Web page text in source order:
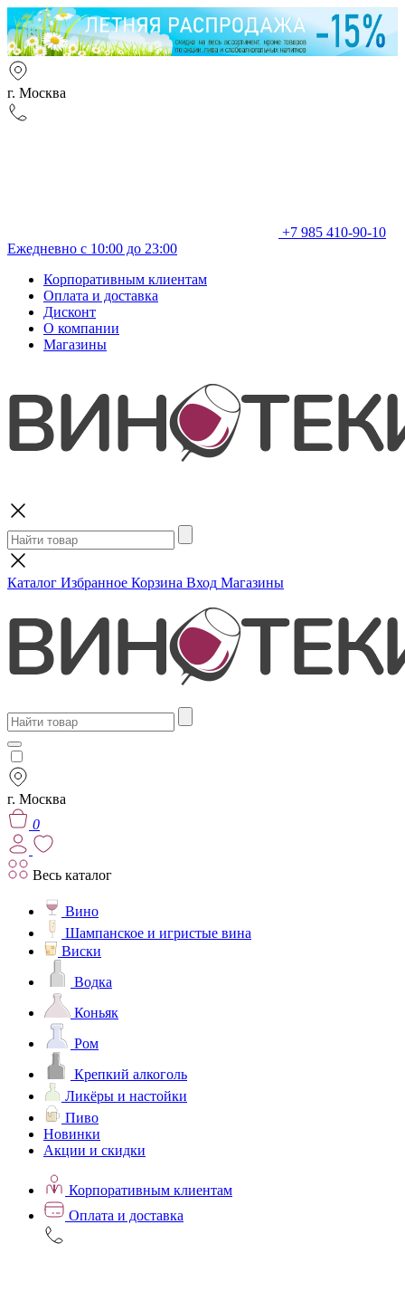
г. Москва
+7 985 410-90-10
Ежедневно с 10:00 до 23:00
Корпоративным клиентам
Оплата и доставка
Дисконт
О компании
Магазины
Каталог Избранное Корзина Вход Магазины
г. Москва
0
Весь каталог
Вино
Шампанское и игристые вина
Виски
Водка
Коньяк
Ром
Крепкий алкоголь
Ликёры и настойки
Пиво
Новинки
Акции и скидки
Корпоративным клиентам
Оплата и доставка